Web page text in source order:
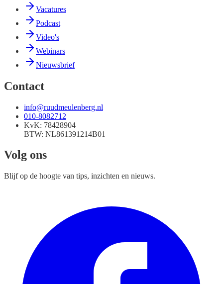
Vacatures
Podcast
Video's
Webinars
Nieuwsbrief
Contact
info@ruudmeulenberg.nl
010-8082712
KvK: 78428904
BTW: NL861391214B01
Volg ons
Blijf op de hoogte van tips, inzichten en nieuws.